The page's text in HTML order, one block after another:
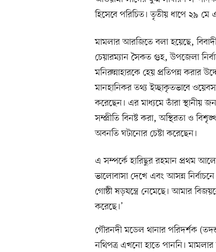
হিসেবে পরিচিত। তৃতীয় ধাপে ২৯ মে
মামলার আরজিতে বলা হয়েছে,
চেয়ারম্যান সৈকত গুহ, উপজেলা
মনিরুন্নাহারকে হেয় প্রতিপন্ন করার
মানহানিকর তথ্য ইচ্ছাকৃতভাবে
করেছেন। এর মাধ্যমে তাঁরা স্থানীয়
সম্প্রীতি বিনষ্ট করা, অস্থিরতা ও
অবনতি ঘটানোর চেষ্টা করেছেন।
এ সম্পর্কে হারিছুর রহমান প্রথম
ভালোবাসা দেখে এবং আসন্ন
গোষ্ঠী ষড়যন্ত্রে নেমেছে। আমার
করেছে।’
গৌরনদী মডেল থানার পরিদর্শক
নথিপত্র এখনো হাতে পাননি। মামলার